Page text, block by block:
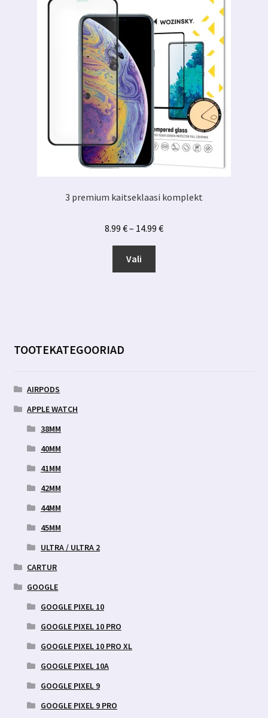
3 premium kaitseklaasi komplekt
8.99 €– 14.99 €Hinnavahemik:
Vali
TOOTEKATEGOORIAD
AIRPODS
APPLE WATCH
38MM
40MM
41MM
42MM
44MM
45MM
ULTRA / ULTRA 2
CARTUR
GOOGLE
GOOGLE PIXEL 10
GOOGLE PIXEL 10 PRO
GOOGLE PIXEL 10 PRO XL
GOOGLE PIXEL 10A
GOOGLE PIXEL 9
GOOGLE PIXEL 9 PRO